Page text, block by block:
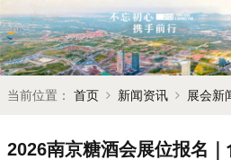
当前位置： 首页 新闻资讯 展会新
2026南京糖酒会展位报名